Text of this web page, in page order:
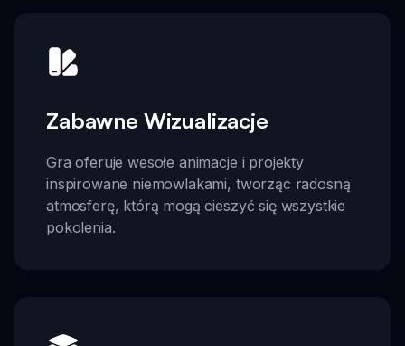
Zabawne Wizualizacje
Gra oferuje wesołe animacje i projekty
inspirowane niemowlakami, tworząc radosną
atmosferę, którą mogą cieszyć się wszystkie
pokolenia.